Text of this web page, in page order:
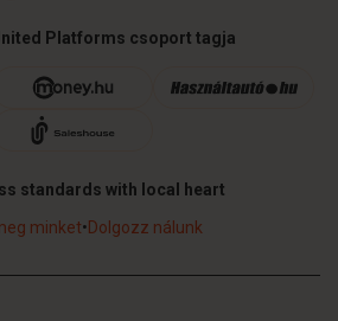
Platforms csoport tagja
standards with local heart
minket•Dolgozz nálunk